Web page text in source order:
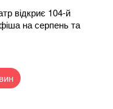
відкриє 104-й
на серпень та